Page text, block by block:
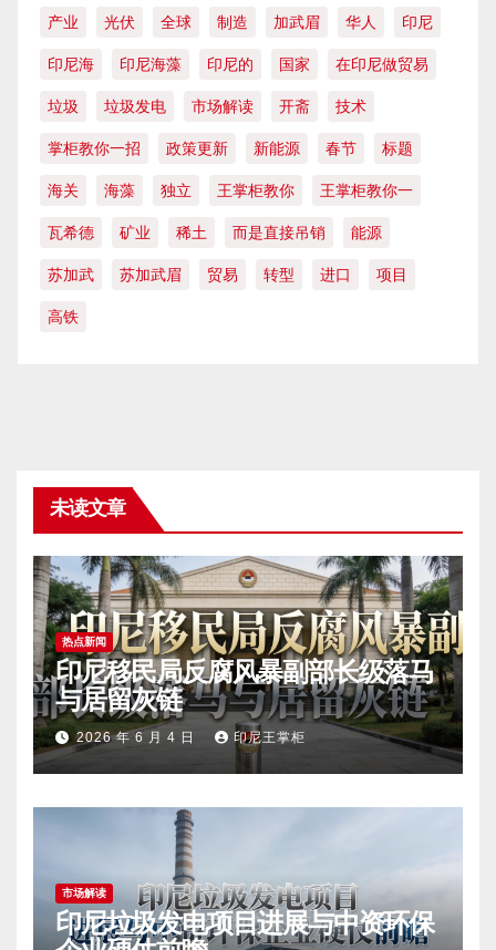
产业 光伏 全球 制造 加武眉 华人 印尼
印尼海 印尼海藻 印尼的 国家 在印尼做贸易
垃圾 垃圾发电 市场解读 开斋 技术
掌柜教你一招 政策更新 新能源 春节 标题
海关 海藻 独立 王掌柜教你 王掌柜教你一
瓦希德 矿业 稀土 而是直接吊销 能源
苏加武 苏加武眉 贸易 转型 进口 项目
高铁
未读文章
热点新闻
印尼移民局反腐风暴副部长级落马
与居留灰链
2026 年 6 月 4 日 印尼王掌柜
市场解读
印尼垃圾发电项目进展与中资环保